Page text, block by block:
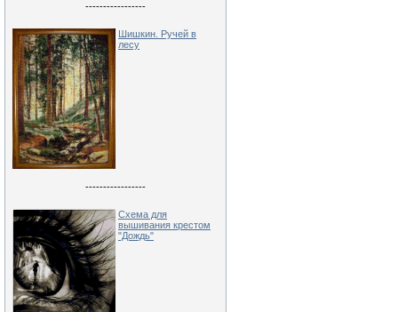
-----------------
Шишкин. Ручей в
лесу
-----------------
Схема для
вышивания крестом
"Дождь"